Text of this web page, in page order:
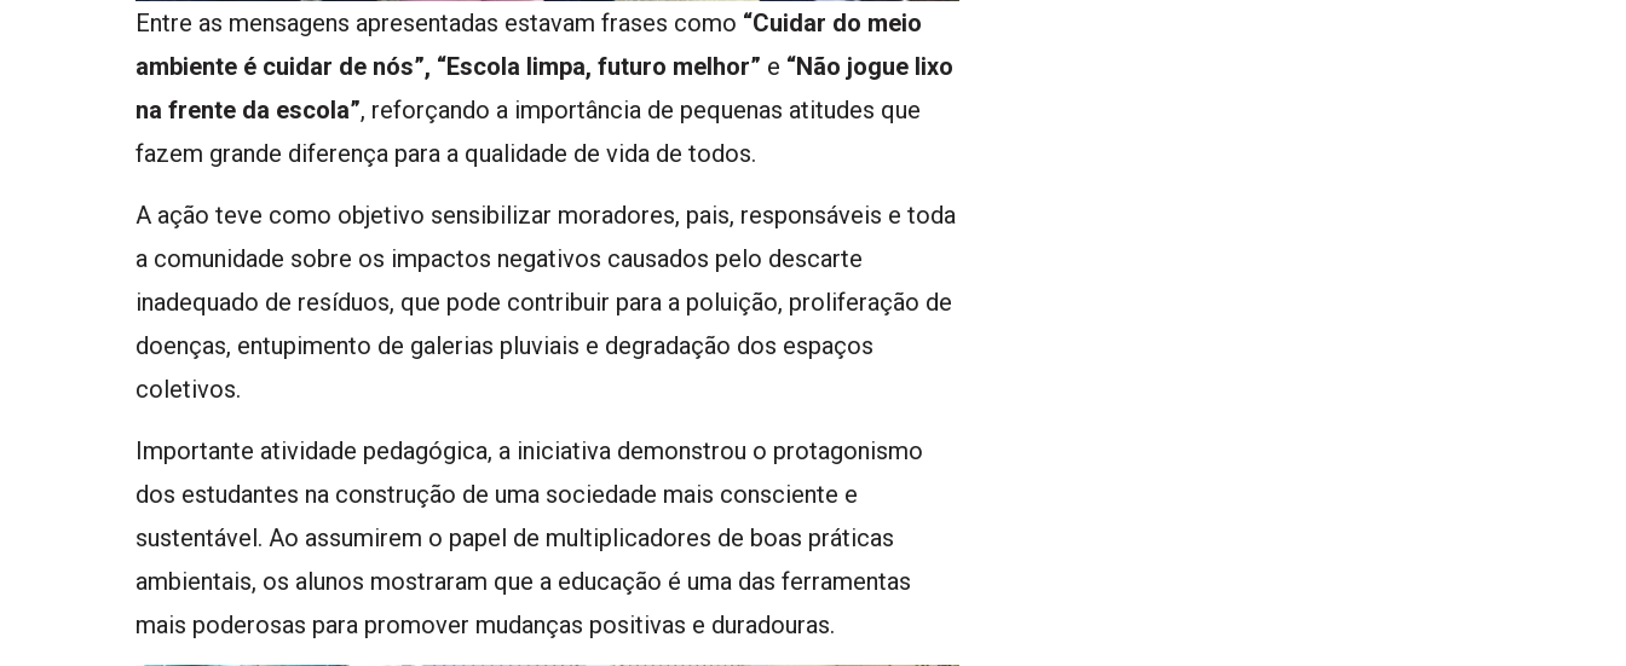
Entre as mensagens apresentadas estavam frases como “Cuidar do meio
ambiente é cuidar de nós”, “Escola limpa, futuro melhor” e “Não jogue lixo
na frente da escola”, reforçando a importância de pequenas atitudes que
fazem grande diferença para a qualidade de vida de todos.
A ação teve como objetivo sensibilizar moradores, pais, responsáveis e toda
a comunidade sobre os impactos negativos causados pelo descarte
inadequado de resíduos, que pode contribuir para a poluição, proliferação de
doenças, entupimento de galerias pluviais e degradação dos espaços
coletivos.
Importante atividade pedagógica, a iniciativa demonstrou o protagonismo
dos estudantes na construção de uma sociedade mais consciente e
sustentável. Ao assumirem o papel de multiplicadores de boas práticas
ambientais, os alunos mostraram que a educação é uma das ferramentas
mais poderosas para promover mudanças positivas e duradouras.